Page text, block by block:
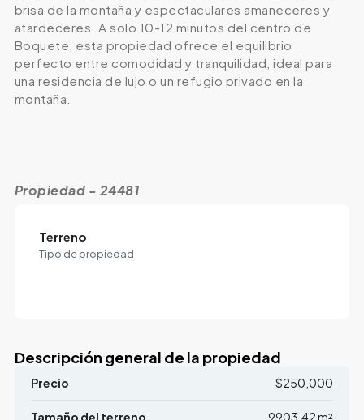
brisa de la montaña y espectaculares amaneceres y
atardeceres. A solo 10-12 minutos del centro de
Boquete, esta propiedad ofrece el equilibrio
perfecto entre comodidad y tranquilidad, ideal para
una residencia de lujo o un refugio privado en la
montaña.
Propiedad - 24481
Terreno
Tipo de propiedad
Descripción general de la propiedad
Precio $250,000
Tamaño del terreno 9903.42 m²